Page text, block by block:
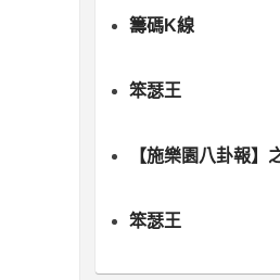
籌碼K線
笨瑟王
【施樂園八卦報】
笨瑟王